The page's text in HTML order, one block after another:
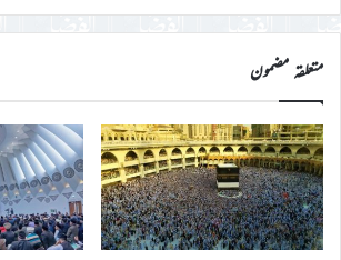
درج
کریں
متعلقہ مضمون